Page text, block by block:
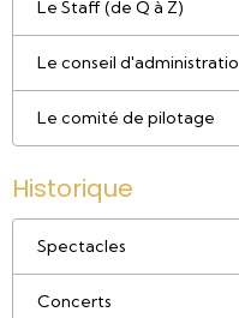
Le Staff (de Q à Z)
Le conseil
Le comité de pilotage
Historique
Spectacles
Concerts